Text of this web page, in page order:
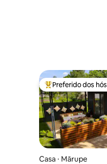
Entre os melhores
Preferido dos
Casa ⋅ Mārupe